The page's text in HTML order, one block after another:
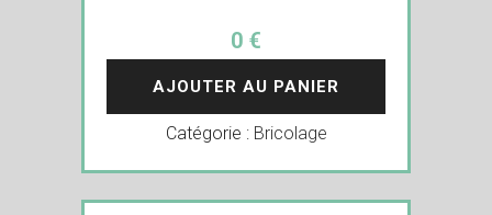
0 €
AJOUTER AU PANIER
Catégorie : Bricolage